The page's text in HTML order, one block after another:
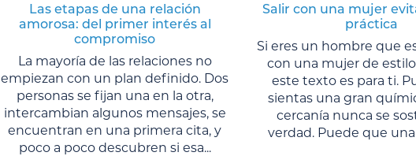
Las etapas de una relación
amorosa: del primer interés al
compromiso
La mayoría de las relaciones no
empiezan con un plan definido. Dos
personas se fijan una en la otra,
intercambian algunos mensajes, se
encuentran en una primera cita, y
poco a poco descubren si esa...
Salir con una mujer
práctica
Si eres un hombre que
con una mujer de
este texto es para ti.
sientas una gran
cercanía nunca se
verdad. Puede que una